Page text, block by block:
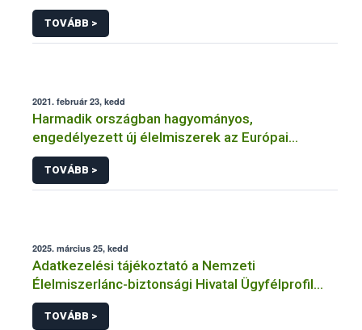
TOVÁBB >
2021. február 23, kedd
Harmadik országban hagyományos,
engedélyezett új élelmiszerek az Európai
Unióban
TOVÁBB >
2025. március 25, kedd
Adatkezelési tájékoztató a Nemzeti
Élelmiszerlánc-biztonsági Hivatal Ügyfélprofil
Rendszerben kistermelői tevékenység
témakörben intézhető közhatalmi eljárásaihoz
TOVÁBB >